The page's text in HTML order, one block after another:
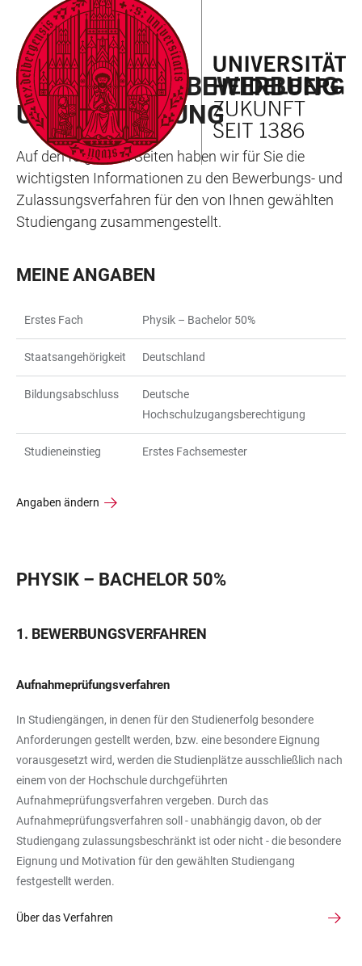
LINKS
ZUR
BARRIEREFREIHEIT
ZUM
HAUPTINHALT
HAUPTNAVIGATION
ÖFFNEN
WEBSEITENSUCHE
ÖFFNEN
MEIN WEG ZU BEWERBUNG
UND ZULASSUNG
Auf den folgenden Seiten haben wir für Sie die
wichtigsten Informationen zu den Bewerbungs- und
Zulassungsverfahren für den von Ihnen gewählten
Studiengang zusammengestellt.
MEINE ANGABEN
Erstes Fach Physik – Bachelor 50%
Staatsangehörigkeit Deutschland
Bildungsabschluss
Deutsche
Hochschulzugangsberechtigung
Studieneinstieg Erstes Fachsemester
Angaben ändern
PHYSIK – BACHELOR 50%
BEWERBUNGSVERFAHREN
Aufnahmeprüfungsverfahren
In Studiengängen, in denen für den Studienerfolg besondere
Anforderungen gestellt werden, bzw. eine besondere Eignung
vorausgesetzt wird, werden die Studienplätze ausschließlich nach
einem von der Hochschule durchgeführten
Aufnahmeprüfungsverfahren vergeben. Durch das
Aufnahmeprüfungsverfahren soll - unabhängig davon, ob der
Studiengang zulassungsbeschränkt ist oder nicht - die besondere
Eignung und Motivation für den gewählten Studiengang
festgestellt werden.
Über das Verfahren